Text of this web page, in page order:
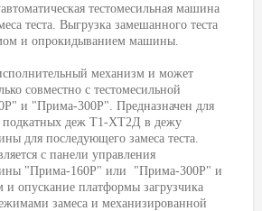
тестомесильная машина
теста. Выгрузка замешанного теста
и опрокидыванием машины.
механизм и может
совместно с тестомесильной
и "Прима-300Р". Предназначен для
подкатных деж Т1-ХТ2Д в дежу
для последующего замеса теста.
с панели управления
"Прима-160P" или "Прима-300Р" и
и опускание платформы загрузчика
замеса и механизированной